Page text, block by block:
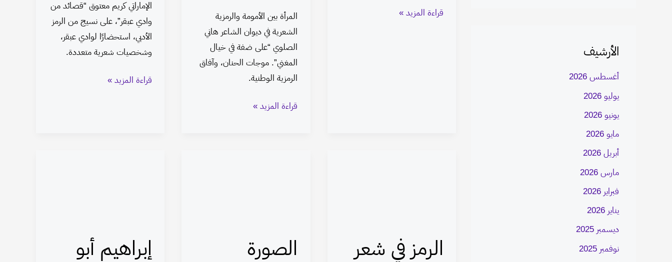
الأرشيف
أغسطس 2026
يوليو 2026
يونيو 2026
مايو 2026
أبريل 2026
مارس 2026
فبراير 2026
يناير 2026
ديسمبر 2025
نوفمبر 2025
قراءة المزيد »
المرأة بين الأمومة والرمزية
الشعرية في ديوان الشاعر هاني
الصلوي “على ضفة في خيال
المغني”. موجات الحنان، وآفاق
الرمزية الوطنية.
قراءة المزيد »
الإماراتي كريم معتوق “قصائد من
وادي عبقر”، على نسيج من الرمز
الأدبي، استحضارًا لوادي عبقر،
وشخصيات شعرية متعددة.
قراءة المزيد »
الرمز في شعر
الصورة
الشرفي
إبراهيم أبو
الجريح